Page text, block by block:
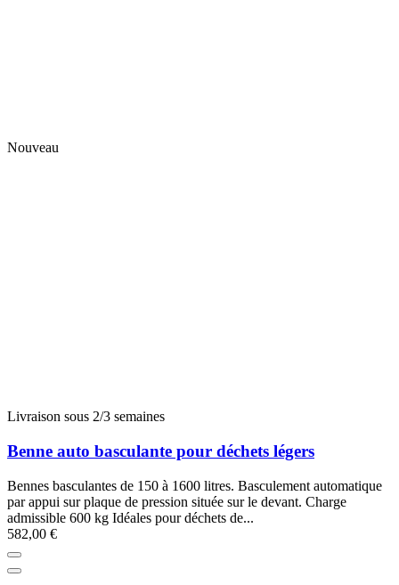
Nouveau
Livraison sous 2/3 semaines
Benne auto basculante pour déchets légers
Bennes basculantes de 150 à 1600 litres. Basculement automatique
par appui sur plaque de pression située sur le devant. Charge
admissible 600 kg Idéales pour déchets de...
582,00 €